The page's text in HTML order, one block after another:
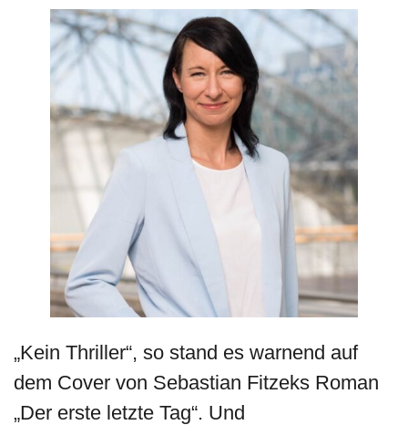
„Kein Thriller“, so stand es warnend auf
dem Cover von Sebastian Fitzeks Roman
„Der erste letzte Tag“. Und